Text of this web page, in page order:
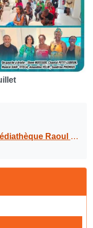
Nicolo, rénovée et modernisée !